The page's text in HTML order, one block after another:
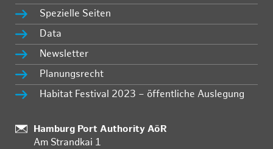
Spezielle Seiten
Data
Newsletter
Planungsrecht
Habitat Festival 2023 – öffentliche Auslegung
Standort:
Hamburg Port Authority AöR
Am Strandkai 1